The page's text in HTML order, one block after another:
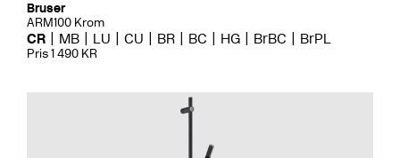
Bruser
ARM100 Krom
CR MB LU CU BR BC HG BrBC BrPL
Pris 1 490 KR